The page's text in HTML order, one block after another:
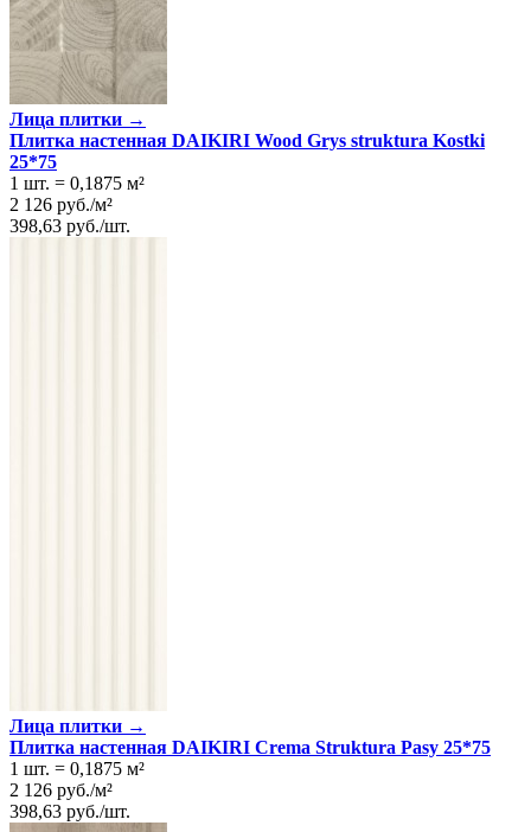
Лица плитки →
Плитка настенная DAIKIRI Wood Grys struktura Kostki
25*75
1 шт. = 0,1875 м²
2 126 руб./м²
398,63 руб./шт.
Лица плитки →
Плитка настенная DAIKIRI Crema Struktura Pasy 25*75
1 шт. = 0,1875 м²
2 126 руб./м²
398,63 руб./шт.